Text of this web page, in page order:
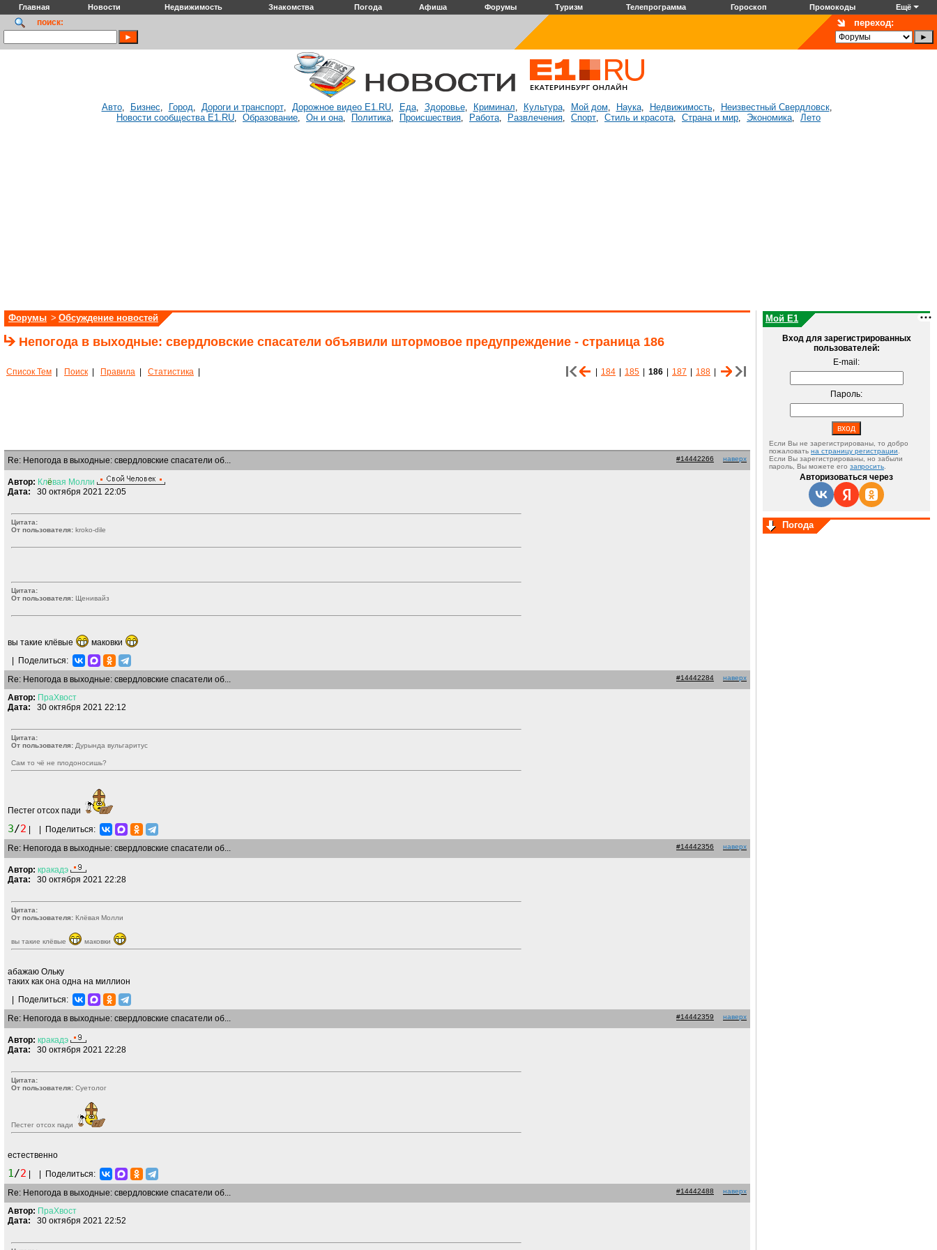
Главная Новости Недвижимость Знакомства Погода Афиша Форумы Туризм Телепрограмма Гороскоп Промокоды Ещё
поиск: переход:
Авто, Бизнес, Город, Дороги и транспорт, Дорожное видео E1.RU, Еда, Здоровье, Криминал, Культура, Мой дом, Наука, Недвижимость, Неизвестный Свердловск,
Новости сообщества E1.RU, Образование, Он и она, Политика, Происшествия, Работа, Развлечения, Спорт, Стиль и красота, Страна и мир, Экономика, Лето
Форумы > Обсуждение новостей
Непогода в выходные: свердловские спасатели объявили штормовое предупреждение - страница 186
Список Тем Поиск Правила Статистика 184 185 186 187 188
Re: Непогода в выходные: свердловские спасатели об... #14442266 наверх
Автор: Клёвая Молли
Дата: 30 октября 2021 22:05
Цитата:
От пользователя: kroko-dile
Цитата:
От пользователя: Щенивайз
вы такие клёвые
маковки
Поделиться:
Re: Непогода в выходные: свердловские спасатели об...
#14442284 наверх
Автор: ПраХвост
Дата: 30 октября 2021 22:12
Цитата:
От пользователя: Дурында вульгаритус
Сам то чё не плодоносишь?
Пестег отсох пади
3/2
Поделиться:
Re: Непогода в выходные: свердловские спасатели об...
#14442356 наверх
Автор: кракадэ
Дата: 30 октября 2021 22:28
Цитата:
От пользователя: Клёвая Молли
вы такие клёвые маковки
абажаю Ольку
таких как она одна на миллион
Поделиться:
Re: Непогода в выходные: свердловские спасатели об...
#14442359 наверх
Автор: кракадэ
Дата: 30 октября 2021 22:28
Цитата:
От пользователя: Суетолог
Пестег отсох пади
естественно
1/2
Поделиться:
Re: Непогода в выходные: свердловские спасатели об...
#14442488 наверх
Автор: ПраХвост
Дата: 30 октября 2021 22:52
Мой E1
Вход для зарегистрированных
пользователей:
E-mail:
Пароль:
Если Вы не зарегистрированы, то добро
пожаловать на страницу регистрации
Если Вы зарегистрированы, но забыли
пароль, Вы можете его запросить
Авторизоваться через
Погода